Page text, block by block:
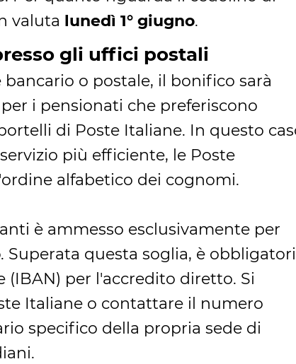
valuta lunedì 1° giugno.
gli uffici postali
o postale, il bonifico sarà
i pensionati che preferiscono
di Poste Italiane. In questo
più efficiente, le Poste
alfabetico dei cognomi.
è ammesso esclusivamente per
. Superata questa soglia, è
per l'accredito diretto. Si
Italiane o contattare il numero
specifico della propria sede di